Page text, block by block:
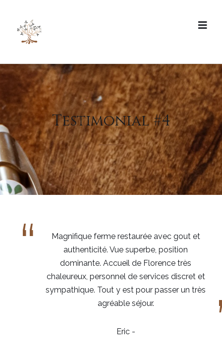
Testimonial #4
“
Magnifique ferme restaurée avec gout et
authenticité. Vue superbe, position
dominante. Accueil de Florence très
chaleureux, personnel de services discret et
sympathique. Tout y est pour passer un très
agréable séjour.
Eric -